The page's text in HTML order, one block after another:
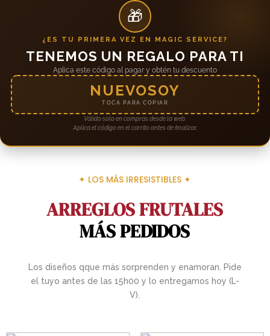
🎁
¿ES TU PRIMERA VEZ EN MAGIC SERVICE?
TENEMOS UN REGALO PARA TI
Aplica este código al pagar y obtén tu descuento
NUEVOSOY
TOCA PARA COPIAR
Válido solo en compras desde la web.
Aplica el código en el carrito antes de finalizar.
✦ LOS MÁS IRRESISTIBLES ✦
ARREGLOS FRUTALES
MÁS PEDIDOS
Los diseños qque más sorprenden y enamoran. Pide
el tuyo antes de las 15h00 y lo entregamos hoy (L-
V).